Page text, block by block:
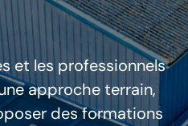
et les professionnels
approche terrain,
des formations